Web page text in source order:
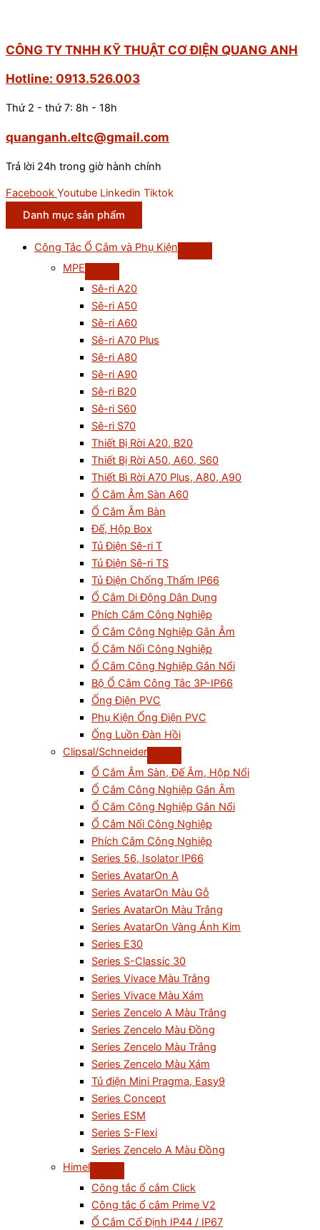
CÔNG TY TNHH KỸ THUẬT CƠ ĐIỆN QUANG ANH
Hotline: 0913.526.003
Thứ 2 - thứ 7: 8h - 18h
quanganh.eltc@gmail.com
Trả lời 24h trong giờ hành chính
Facebook Youtube Linkedin Tiktok
Danh mục sản phẩm
Công Tắc Ổ Cắm và Phụ Kiện
MPE
Sê-ri A20
Sê-ri A50
Sê-ri A60
Sê-ri A70 Plus
Sê-ri A80
Sê-ri A90
Sê-ri B20
Sê-ri S60
Sê-ri S70
Thiết Bị Rời A20, B20
Thiết Bị Rời A50, A60, S60
Thiết Bì Rời A70 Plus, A80, A90
Ổ Cắm Âm Sàn A60
Ổ Cắm Âm Bàn
Đế, Hộp Box
Tủ Điện Sê-ri T
Tủ Điện Sê-ri TS
Tủ Điện Chống Thấm IP66
Ổ Cắm Di Động Dân Dụng
Phích Cắm Công Nghiệp
Ổ Cắm Công Nghiệp Gắn Âm
Ổ Cắm Nối Công Nghiệp
Ổ Cắm Công Nghiệp Gắn Nổi
Bộ Ổ Cắm Công Tắc 3P-IP66
Ống Điện PVC
Phụ Kiện Ống Điện PVC
Ống Luồn Đàn Hồi
Clipsal/Schneider
Ổ Cắm Âm Sàn, Đế Âm, Hộp Nổi
Ổ Cắm Công Nghiệp Gắn Âm
Ổ Cắm Công Nghiệp Gắn Nổi
Ổ Cắm Nối Công Nghiệp
Phích Cắm Công Nghiệp
Series 56, Isolator IP66
Series AvatarOn A
Series AvatarOn Màu Gỗ
Series AvatarOn Màu Trắng
Series AvatarOn Vàng Ánh Kim
Series E30
Series S-Classic 30
Series Vivace Màu Trắng
Series Vivace Màu Xám
Series Zencelo A Màu Trắng
Series Zencelo Màu Đồng
Series Zencelo Màu Trắng
Series Zencelo Màu Xám
Tủ điện Mini Pragma, Easy9
Series Concept
Series ESM
Series S-Flexi
Series Zencelo A Màu Đồng
Himel
Công tắc ổ cắm Click
Công tắc ổ cắm Prime V2
Ổ Cắm Cố Định IP44 / IP67